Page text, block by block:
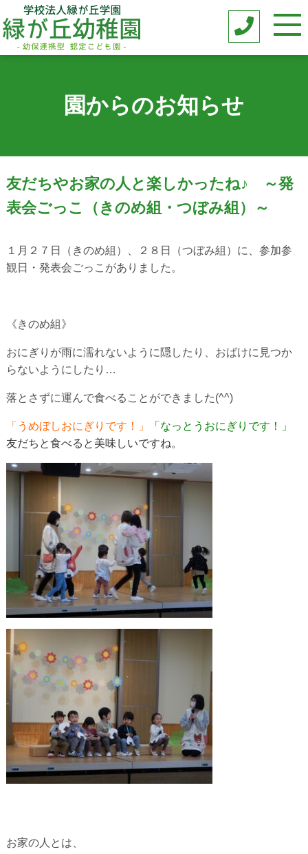
園からのお知らせ
友だちやお家の人と楽しかったね♪ ～発
表会ごっこ（きのめ組・つぼみ組）～
１月２７日（きのめ組）、２８日（つぼみ組）に、参加参
観日・発表会ごっこがありました。
《きのめ組》
おにぎりが雨に濡れないように隠したり、おばけに見つか
らないようにしたり…
落とさずに運んで食べることができました(^^)
「うめぼしおにぎりです！」
「なっとうおにぎりです！」
友だちと食べると美味しいですね。
お家の人とは、